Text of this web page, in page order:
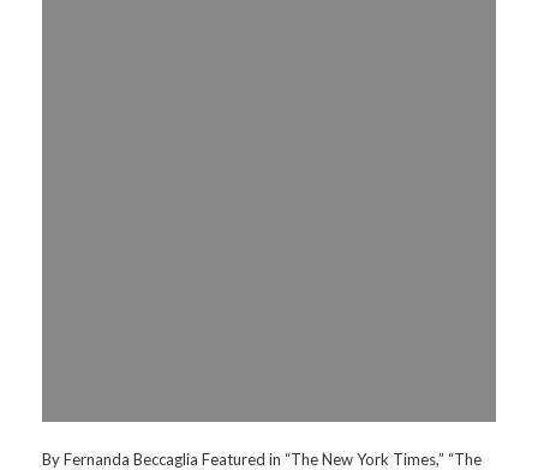
By Fernanda Beccaglia Featured in “The New York Times,” “The